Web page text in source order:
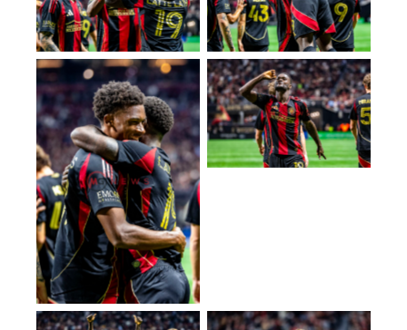
No Caption
No Caption